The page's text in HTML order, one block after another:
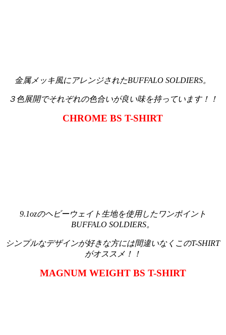
金属メッキ風にアレンジされたBUFFALO SOLDIERS。
３色展開でそれぞれの色合いが良い味を持っています！！
CHROME BS T-SHIRT
9.1ozのヘビーウェイト生地を使用したワンポイント
BUFFALO SOLDIERS。
シンプルなデザインが好きな方には間違いなくこのT-SHIRT
がオススメ！！
MAGNUM WEIGHT BS T-SHIRT